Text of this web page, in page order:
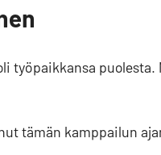
työpaikkansa puolesta.
tämän kamppailun